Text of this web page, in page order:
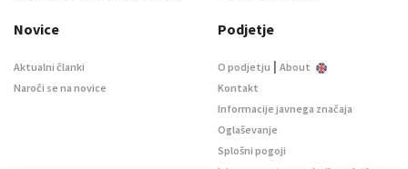
Novice
Aktualni članki
Naroči se na novice
Podjetje
O podjetju | About
Kontakt
Informacije javnega značaja
Oglaševanje
Splošni pogoji